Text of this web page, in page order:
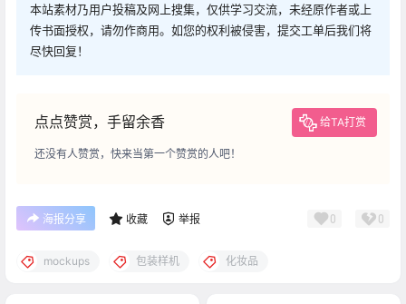
本站素材乃用户投稿及网上搜集，仅供学习交流，未经原作者或上
传书面授权，请勿作商用。如您的权利被侵害，提交工单后我们将
尽快回复！
点点赞赏，手留余香 给TA打赏
还没有人赞赏，快来当第一个赞赏的人吧！
海报分享 收藏 举报 0 0
mockups 包装样机 化妆品